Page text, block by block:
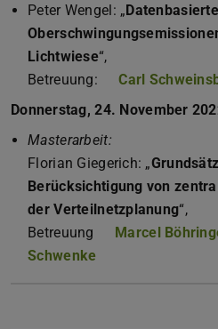
Peter Wengel: „
Lichtwiese“,
Betreuung:
Carl
Donnerstag, 24. November
Masterarbeit:
Florian Giegerich: „
Berücksichtigung von
der Verteilnetzplanung“,
Betreuung
Marcel
Schwenke